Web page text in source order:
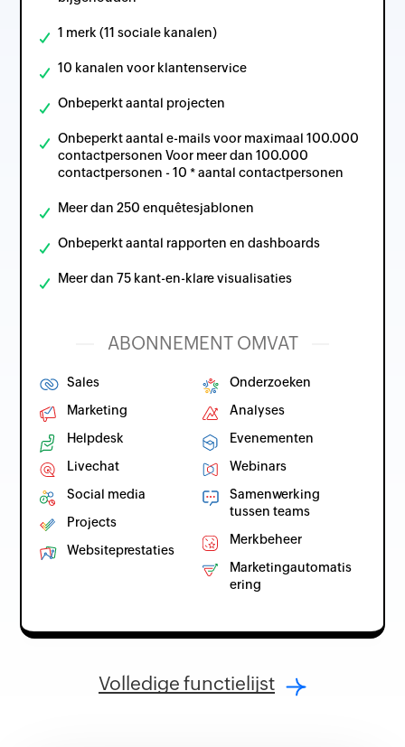
1 merk (11 sociale kanalen)
10 kanalen voor klantenservice
Onbeperkt aantal projecten
Onbeperkt aantal e-mails voor maximaal 100.000
contactpersonen Voor meer dan 100.000
contactpersonen - 10 * aantal contactpersonen
Meer dan 250 enquêtesjablonen
Onbeperkt aantal rapporten en dashboards
Meer dan 75 kant-en-klare visualisaties
ABONNEMENT OMVAT
Sales
Marketing
Helpdesk
Livechat
Social media
Projects
Websiteprestaties
Onderzoeken
Analyses
Evenementen
Webinars
Samenwerking
tussen teams
Merkbeheer
Marketingautomatis
ering
Volledige functielijst